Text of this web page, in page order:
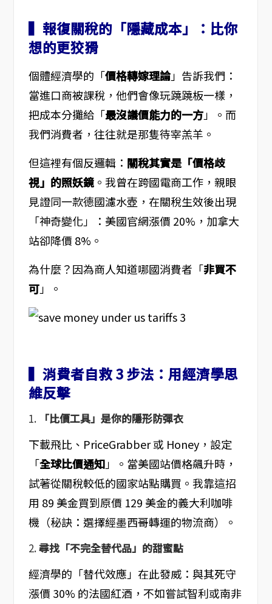
▍報復關稅的「隱藏成本」：比你
想的更狡猾
個體經濟學的「價格轉嫁理論」告訴我們：
當進口商被課稅，他們會像玩蹺蹺板一樣，
把成本分攤給「最沒議價能力的一方」。而
我們消費者，往往就是那隻待宰羔羊。
但這裡有個反邏輯： 關稅其實是「價格歧
視」的照妖鏡。我曾在跨國電商工作，親眼
見證同一款德國濾水壺，在關稅生效後出現
「神奇變化」：美國官網漲價 20%，加拿大
站卻降價 8%。
為什麼？因為商人知道哪國消費者「非買不
可」。
▍消費者自救 3 步法：用經濟學思
維反擊
1. 「比價工具」是你的隱形防彈衣
下載飛比、PriceGrabber 或 Honey，設定
「全球比價通知」。當美國站價格飆升時，
試著從關稅較低的國家站點購買。我靠這招
用 89 美金買到原價 129 美金的義大利咖啡
機（秘訣：選擇經墨西哥轉運的物流商）。
2.尋找「不完全替代品」的甜蜜點
經濟學的「替代效應」在此發威：與其死守
漲價 30% 的法國紅酒，不如嘗試智利或南非